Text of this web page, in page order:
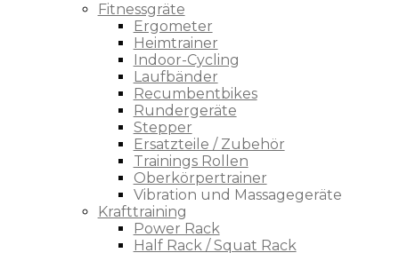
Fitnessgräte
Ergometer
Heimtrainer
Indoor-Cycling
Laufbänder
Recumbentbikes
Rundergeräte
Stepper
Ersatzteile / Zubehör
Trainings Rollen
Oberkörpertrainer
Vibration und Massagegeräte
Krafttraining
Power Rack
Half Rack / Squat Rack